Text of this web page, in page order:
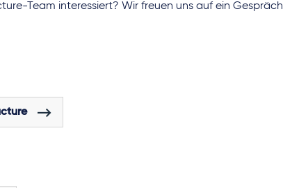
Team interessiert? Wir freuen uns auf ein Gespräch